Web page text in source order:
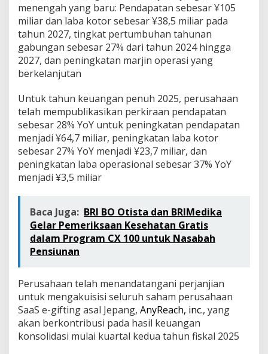
menengah yang baru: Pendapatan sebesar ¥105
miliar dan laba kotor sebesar ¥38,5 miliar pada
tahun 2027, tingkat pertumbuhan tahunan
gabungan sebesar 27% dari tahun 2024 hingga
2027, dan peningkatan marjin operasi yang
berkelanjutan
Untuk tahun keuangan penuh 2025, perusahaan
telah mempublikasikan perkiraan pendapatan
sebesar 28% YoY untuk peningkatan pendapatan
menjadi ¥64,7 miliar, peningkatan laba kotor
sebesar 27% YoY menjadi ¥23,7 miliar, dan
peningkatan laba operasional sebesar 37% YoY
menjadi ¥3,5 miliar
Baca Juga: BRI BO Otista dan BRIMedika
Gelar Pemeriksaan Kesehatan Gratis
dalam Program CX 100 untuk Nasabah
Pensiunan
Perusahaan telah menandatangani perjanjian
untuk mengakuisisi seluruh saham perusahaan
SaaS e-gifting asal Jepang, AnyReach, inc., yang
akan berkontribusi pada hasil keuangan
konsolidasi mulai kuartal kedua tahun fiskal 2025